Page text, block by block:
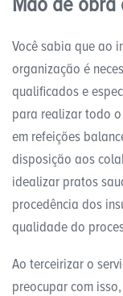
Você sabia que ao
organização é
qualificados e
para realizar todo
em refeições
disposição aos
idealizar pratos
procedência dos
qualidade do
Ao terceirizar o
preocupar com